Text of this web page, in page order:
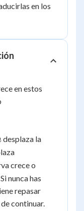
en los
en estos
desplaza la
crece o
nunca has
repasar
continuar.